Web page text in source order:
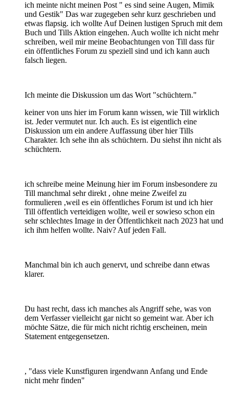
ich meinte nicht meinen Post " es sind seine Augen, Mimik
und Gestik" Das war zugegeben sehr kurz geschrieben und
etwas flapsig. ich wollte Auf Deinen lustigen Spruch mit dem
Buch und Tills Aktion eingehen. Auch wollte ich nicht mehr
schreiben, weil mir meine Beobachtungen von Till dass für
ein öffentliches Forum zu speziell sind und ich kann auch
falsch liegen.
Ich meinte die Diskussion um das Wort "schüchtern."
keiner von uns hier im Forum kann wissen, wie Till wirklich
ist. Jeder vermutet nur. Ich auch. Es ist eigentlich eine
Diskussion um ein andere Auffassung über hier Tills
Charakter. Ich sehe ihn als schüchtern. Du siehst ihn nicht als
schüchtern.
ich schreibe meine Meinung hier im Forum insbesondere zu
Till manchmal sehr direkt , ohne meine Zweifel zu
formulieren ,weil es ein öffentliches Forum ist und ich hier
Till öffentlich verteidigen wollte, weil er sowieso schon ein
sehr schlechtes Image in der Öffentlichkeit nach 2023 hat und
ich ihm helfen wollte. Naiv? Auf jeden Fall.
Manchmal bin ich auch genervt, und schreibe dann etwas
klarer.
Du hast recht, dass ich manches als Angriff sehe, was von
dem Verfasser vielleicht gar nicht so gemeint war. Aber ich
möchte Sätze, die für mich nicht richtig erscheinen, mein
Statement entgegensetzen.
, "dass viele Kunstfiguren irgendwann Anfang und Ende
nicht mehr finden"